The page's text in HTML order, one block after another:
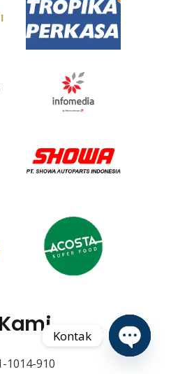
1014-910
Kontak